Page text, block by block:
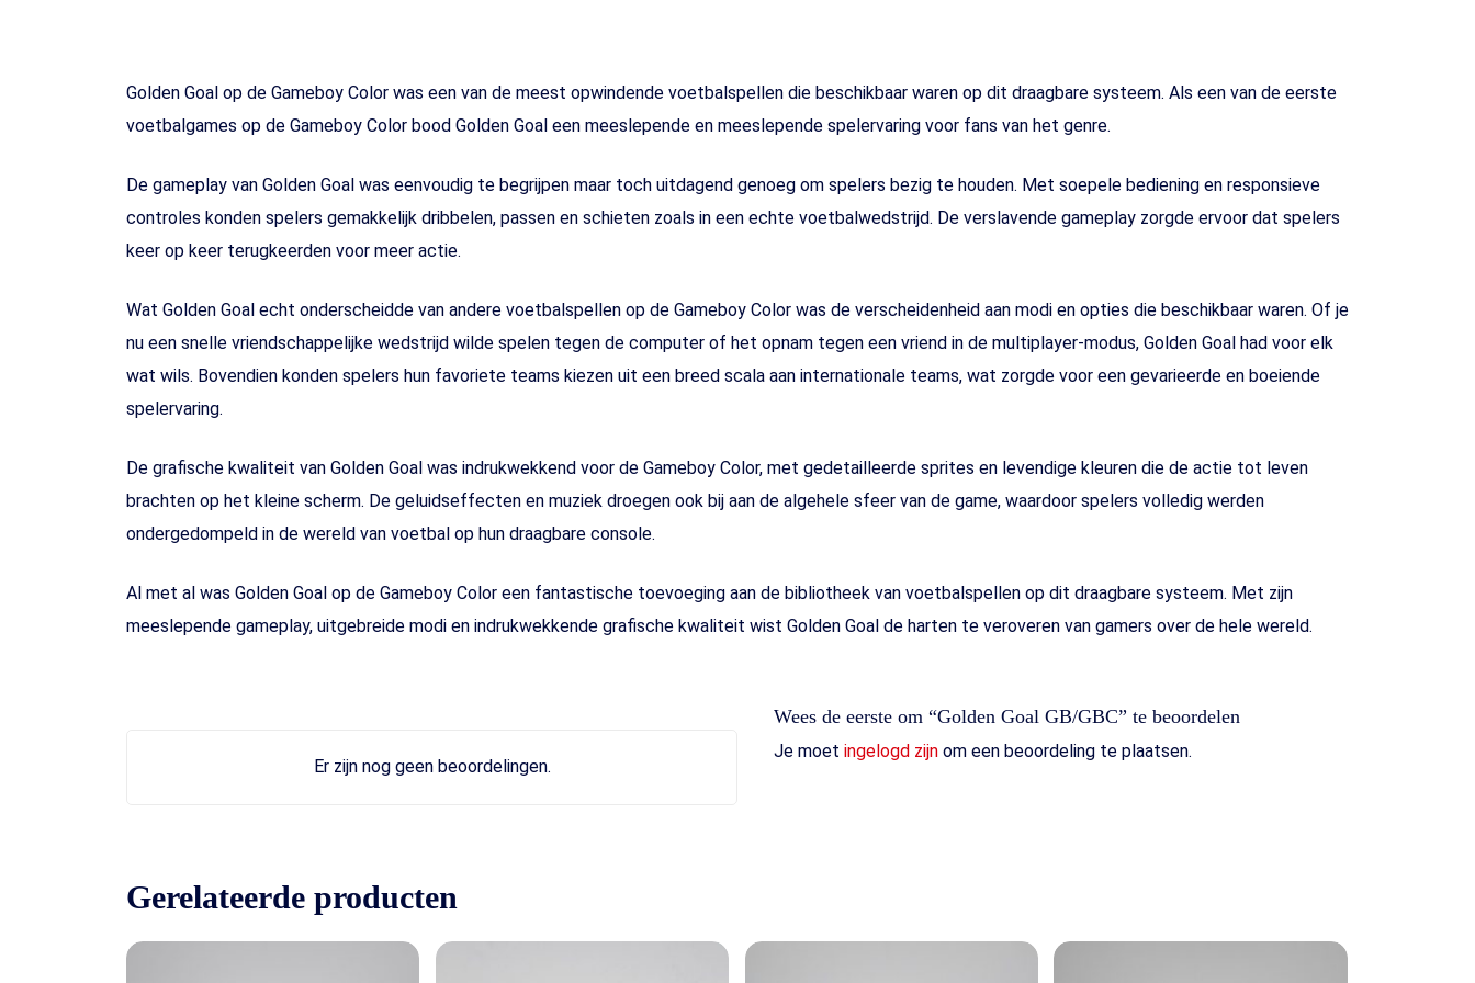
Golden Goal op de Gameboy Color was een van de meest opwindende voetbalspellen die beschikbaar waren op dit draagbare systeem. Als een van de eerste
voetbalgames op de Gameboy Color bood Golden Goal een meeslepende en meeslepende spelervaring voor fans van het genre.
De gameplay van Golden Goal was eenvoudig te begrijpen maar toch uitdagend genoeg om spelers bezig te houden. Met soepele bediening en responsieve
controles konden spelers gemakkelijk dribbelen, passen en schieten zoals in een echte voetbalwedstrijd. De verslavende gameplay zorgde ervoor dat spelers
keer op keer terugkeerden voor meer actie.
Wat Golden Goal echt onderscheidde van andere voetbalspellen op de Gameboy Color was de verscheidenheid aan modi en opties die beschikbaar waren. Of je
nu een snelle vriendschappelijke wedstrijd wilde spelen tegen de computer of het opnam tegen een vriend in de multiplayer-modus, Golden Goal had voor elk
wat wils. Bovendien konden spelers hun favoriete teams kiezen uit een breed scala aan internationale teams, wat zorgde voor een gevarieerde en boeiende
spelervaring.
De grafische kwaliteit van Golden Goal was indrukwekkend voor de Gameboy Color, met gedetailleerde sprites en levendige kleuren die de actie tot leven
brachten op het kleine scherm. De geluidseffecten en muziek droegen ook bij aan de algehele sfeer van de game, waardoor spelers volledig werden
ondergedompeld in de wereld van voetbal op hun draagbare console.
Al met al was Golden Goal op de Gameboy Color een fantastische toevoeging aan de bibliotheek van voetbalspellen op dit draagbare systeem. Met zijn
meeslepende gameplay, uitgebreide modi en indrukwekkende grafische kwaliteit wist Golden Goal de harten te veroveren van gamers over de hele wereld.
Er zijn nog geen beoordelingen.
Wees de eerste om “Golden Goal GB/GBC” te beoordelen
Je moetingelogd zijn om een beoordeling te plaatsen.
Gerelateerde producten